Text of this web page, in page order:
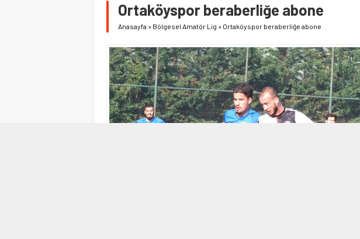
Ortaköyspor beraberliğe abone
Anasayfa » Bölgesel Amatör Lig » Ortaköyspor beraberliğe abone